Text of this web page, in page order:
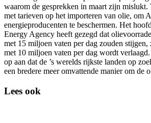
waarom de gesprekken in maart zijn mislukt.
met tarieven op het importeren van olie, om
energieproducenten te beschermen. Het
Energy Agency heeft gezegd dat
met 15 miljoen vaten per dag zouden stijgen,
met 10 miljoen vaten per dag wordt
op aan dat de ’s werelds rijkste landen op
een bredere meer omvattende manier om de
Lees ook